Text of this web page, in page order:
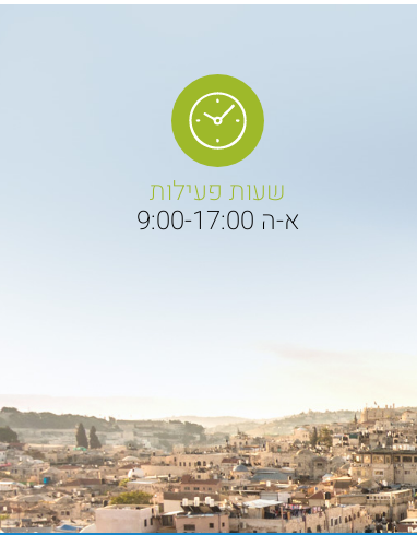
שעות פעילות
א-ה 9:00-17:00